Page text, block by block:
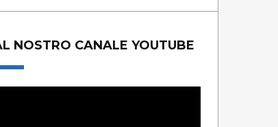
NOSTRO CANALE YOUTUBE